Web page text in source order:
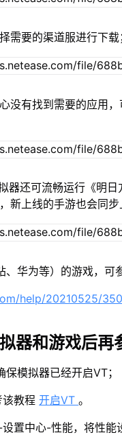
需要的渠道服进行下载
没有找到需要的应用
器还可流畅运行《明
新上线的手游也会同步
华为等）的游戏，可
help/20210525/
器和游戏后再
保模拟器已经开启VT；
该教程开启VT。
置中心-性能，将性能